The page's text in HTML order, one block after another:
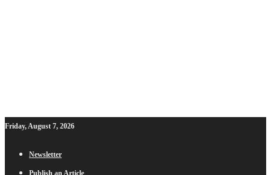
Friday, August 7, 2026
Newsletter
Publish an Article